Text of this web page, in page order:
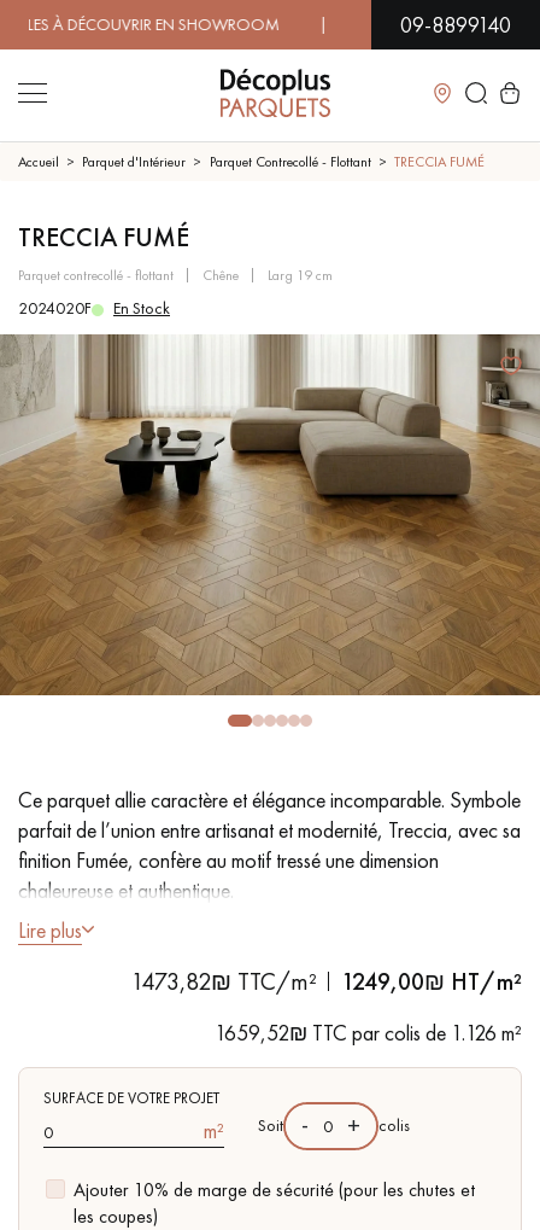
EN SHOWROOM | DISPONIBILITÉ09-8899140
Fermer
LES RECHERCHES LES PLUS COURANTES
PARQUET MASSIF
SOL PLAQUÉ BOIS VERITABLES
TRADITIONNELS
PARQUET EN BOIS EXOTIQUE PARQUET VERNIS
PARQUET HUILÉ PARQUET EN BOIS BRUT
PARQUET VIEILLI PARQUET EN CHÊNE FUMÉ
PARQUET LAMES LARGES XXL PARQUET EN CHÊNE
ACCESSOIRES PARQUET
Nos conseillers sont disponibles au
09-8899140
pas dans le choix et la pose de votre parquet.
Accueil Parquet d'Intérieur Parquet Contrecollé - Flottant TRECCIA FUMÉ
TRECCIA FUMÉ
parquet contrecollé - flottant chêne larg 19 cm
2024020F En Stock
Ce parquet allie caractère et élégance incomparable. Symbole
parfait de l’union entre artisanat et modernité, Treccia, avec sa
finition Fumée, confère au motif tressé une dimension
chaleureuse et authentique.
- Fumé, Vernis mat
- Légèrement brossé, Chanfreins des 4 côtés
Lire plus
1473,82₪ TTC/m² 1249,00₪ HT/m²
1659,52₪ TTC par colis de 1.126 m²
SURFACE DE VOTRE PROJET
m²
Ajouter 10% de marge de sécurité (pour les chutes et
les coupes)
Soit - + colis